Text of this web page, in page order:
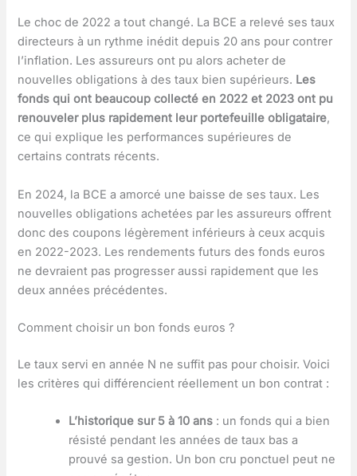
Le choc de 2022 a tout changé. La BCE a relevé ses taux
directeurs à un rythme inédit depuis 20 ans pour contrer
l’inflation. Les assureurs ont pu alors acheter de
nouvelles obligations à des taux bien supérieurs. Les
fonds qui ont beaucoup collecté en 2022 et 2023 ont pu
renouveler plus rapidement leur portefeuille obligataire,
ce qui explique les performances supérieures de
certains contrats récents.
En 2024, la BCE a amorcé une baisse de ses taux. Les
nouvelles obligations achetées par les assureurs offrent
donc des coupons légèrement inférieurs à ceux acquis
en 2022-2023. Les rendements futurs des fonds euros
ne devraient pas progresser aussi rapidement que les
deux années précédentes.
Comment choisir un bon fonds euros ?
Le taux servi en année N ne suffit pas pour choisir. Voici
les critères qui différencient réellement un bon contrat :
L’historique sur 5 à 10 ans : un fonds qui a bien
résisté pendant les années de taux bas a
prouvé sa gestion. Un bon cru ponctuel peut ne